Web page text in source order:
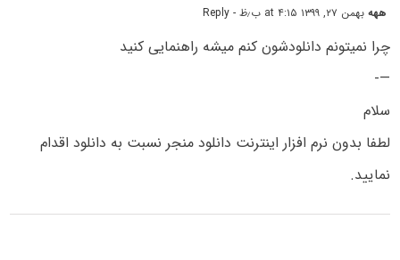
هههبهمن ۲۷, ۱۳۹۹ at ۴:۱۵ ب٫ظ - Reply
چرا نمیتونم دانلودشون کنم میشه راهنمایی کنید
—-
سلام
لطفا بدون نرم افزار اینترنت دانلود منجر نسبت به دانلود اقدام
نمایید.